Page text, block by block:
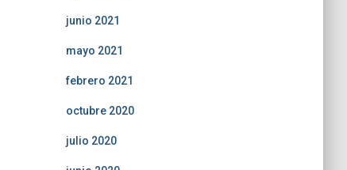
junio 2021
mayo 2021
febrero 2021
octubre 2020
julio 2020